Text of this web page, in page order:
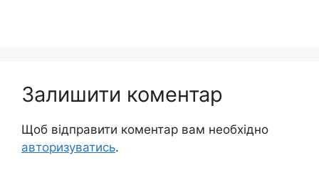
Залишити коментар
Щоб відправити коментар вам необхідно
авторизуватись.